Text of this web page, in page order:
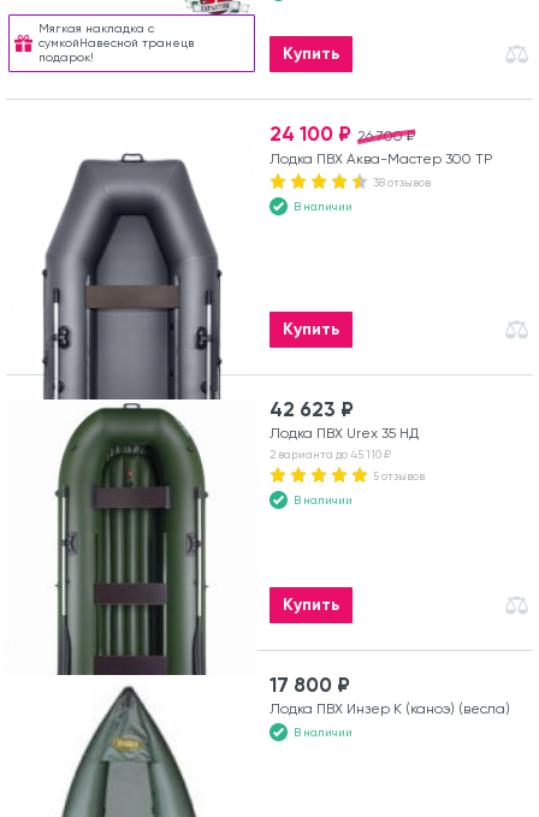
Мягкая накладка с
сумкойНавесной транецв
подарок!
Купить
26 700 ₽
24 100 ₽
Лодка ПВХ Аква-Мастер 300 ТР
38 отзывов
В наличии
Купить
42 623 ₽
Лодка ПВХ Urex 35 НД
2 варианта до 45 110 ₽
5 отзывов
В наличии
Купить
17 800 ₽
Лодка ПВХ Инзер К (каноэ) (весла)
В наличии